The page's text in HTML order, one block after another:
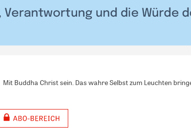
Mit Buddha Christ sein. Das wahre Selbst zum Leuchten